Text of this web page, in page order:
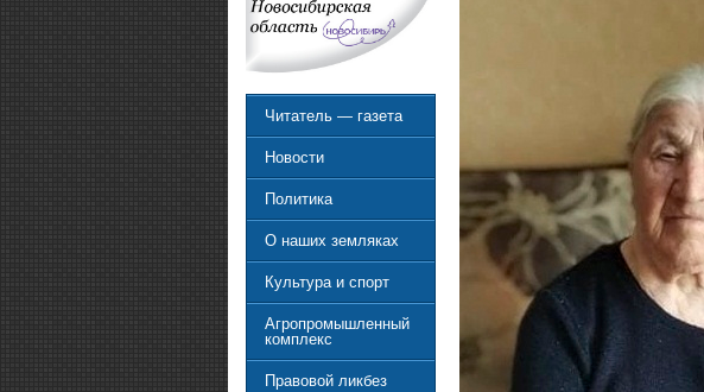
Читатель — газета
Новости
Политика
О наших земляках
Культура и спорт
Агропромышленный
комплекс
Правовой ликбез